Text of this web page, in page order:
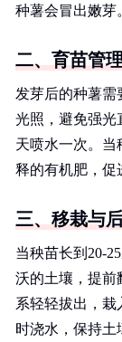
种薯会冒出嫩芽
二、育苗管理
发芽后的种薯需
光照，避免强光
天喷水一次。当
释的有机肥，促
三、移栽与
当秧苗长到20-
沃的土壤，提前
系轻轻拔出，栽
时浇水，保持土